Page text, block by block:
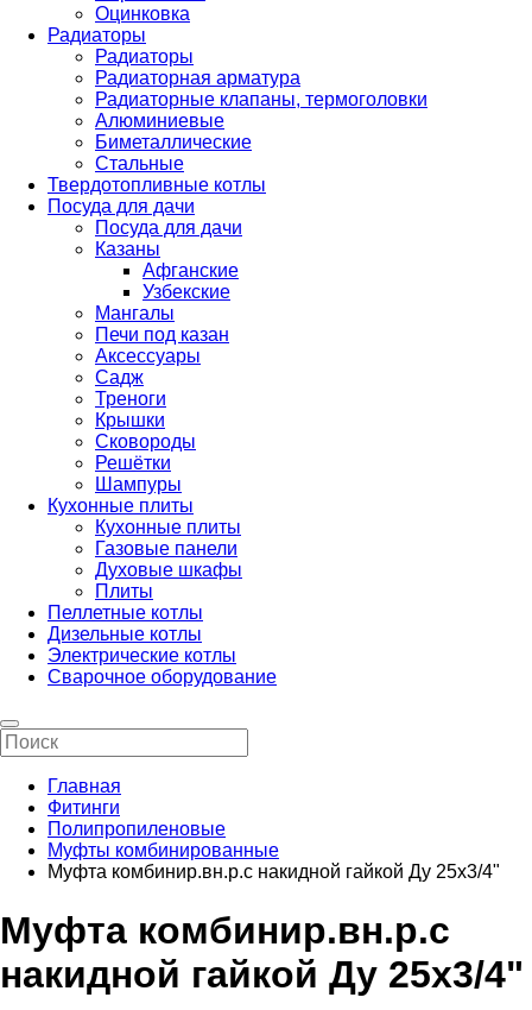
Оцинковка
Радиаторы
Радиаторы
Радиаторная арматура
Радиаторные клапаны, термоголовки
Алюминиевые
Биметаллические
Стальные
Твердотопливные котлы
Посуда для дачи
Посуда для дачи
Казаны
Афганские
Узбекские
Мангалы
Печи под казан
Аксессуары
Садж
Треноги
Крышки
Сковороды
Решётки
Шампуры
Кухонные плиты
Кухонные плиты
Газовые панели
Духовые шкафы
Плиты
Пеллетные котлы
Дизельные котлы
Электрические котлы
Сварочное оборудование
Главная
Фитинги
Полипропиленовые
Муфты комбинированные
Муфта комбинир.вн.р.с накидной гайкой Ду 25х3/4"
Муфта комбинир.вн.р.с
накидной гайкой Ду 25х3/4"